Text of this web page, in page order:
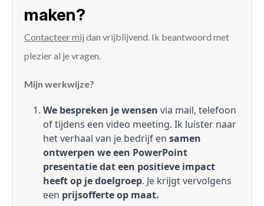
maken?
Contacteer mij dan vrijblijvend. Ik beantwoord met
plezier al je vragen.
Mijn werkwijze?
We bespreken je wensen via mail, telefoon
of tijdens een video meeting. Ik luister naar
het verhaal van je bedrijf en samen
ontwerpen we een PowerPoint
presentatie dat een positieve impact
heeft op je doelgroep. Je krijgt vervolgens
een prijsofferte op maat.